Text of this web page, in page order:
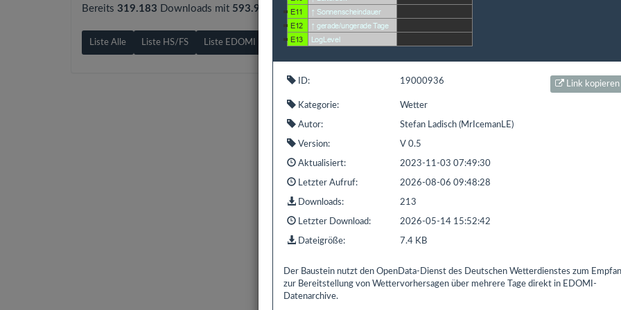
Bereits 319.183 Downloads mit 593.9 GB gezählt seit: 16.02.2016 | Letzter Download: 07.08.2026 21:23:50
Liste Alle Liste HS/FS Liste EDOMI Liste X1/L1 Liste Sonstiges
ID: 19000936 Link kopieren
Kategorie: Wetter
Autor: Stefan Ladisch (MrIcemanLE)
Version: V 0.5
Aktualisiert: 2023-11-03 07:49:30
Letzter Aufruf: 2026-08-06 09:48:28
Downloads: 213
Letzter Download: 2026-05-14 15:52:42
Dateigröße: 7.4 KB
Der Baustein nutzt den OpenData-Dienst des Deutschen Wetterdienstes zum
zur Bereitstellung von Wettervorhersagen über mehrere Tage direkt in EDOMI-
Datenarchive.